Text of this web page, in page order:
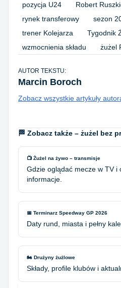
pozycja U24
Robert
rynek transferowy
sezon
trener Kolejarza
Tygodnik
wzmocnienia składu
żużel
AUTOR TEKSTU:
Marcin Boroch
Zobacz wszystkie artykuły
🏁 Zobacz także – żużel bez
📺 Żużel na żywo – transmisje
Gdzie oglądać mecze w TV i
informacje.
📅 Terminarz Speedway GP 2026
Daty rund, miasta i pełny
🏍️ Drużyny żużlowe
Składy, profile klubów i